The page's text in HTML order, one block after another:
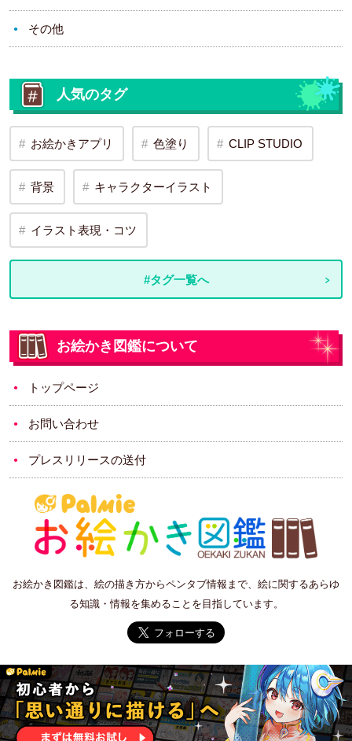
その他
人気のタグ
お絵かきアプリ 色塗り CLIP STUDIO
背景 キャラクターイラスト
イラスト表現・コツ
#タグ一覧へ
お絵かき図鑑について
トップページ
お問い合わせ
プレスリリースの送付
お絵かき図鑑は、絵の描き方からペンタブ情報まで、絵に関するあらゆ
る知識・情報を集めることを目指しています。